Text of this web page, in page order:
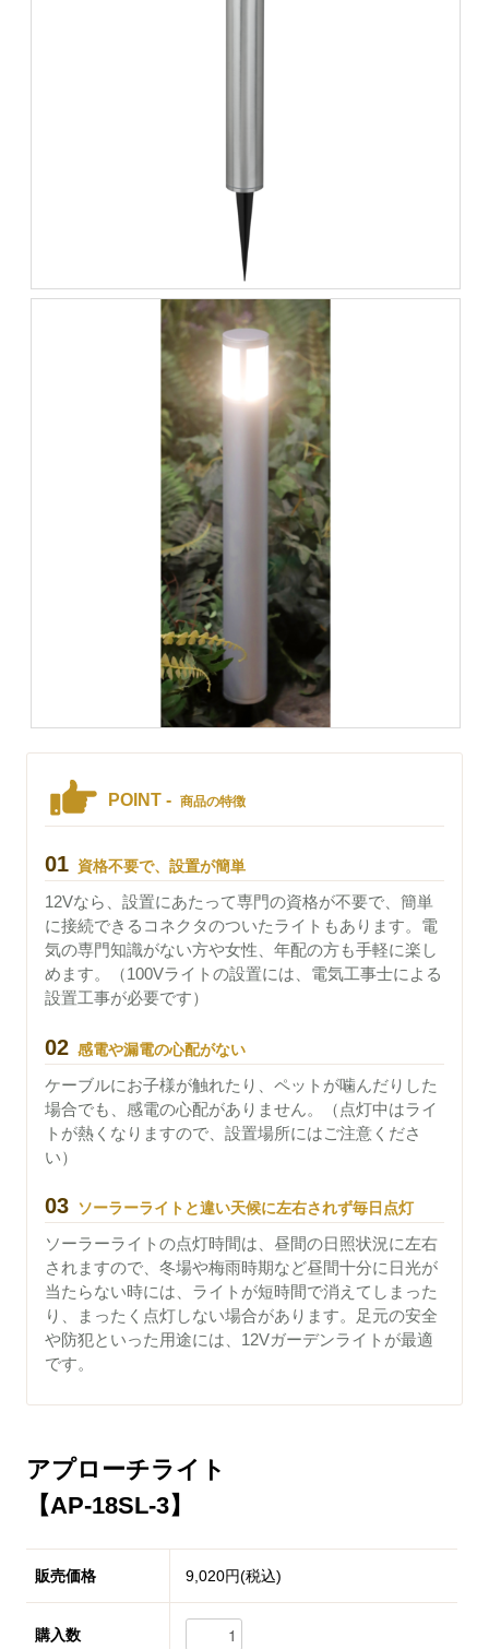
POINT - 商品の特徴
01 資格不要で、設置が簡単
12Vなら、設置にあたって専門の資格が不要で、簡単
に接続できるコネクタのついたライトもあります。電
気の専門知識がない方や女性、年配の方も手軽に楽し
めます。（100Vライトの設置には、電気工事士による
設置工事が必要です）
02 感電や漏電の心配がない
ケーブルにお子様が触れたり、ペットが噛んだりした
場合でも、感電の心配がありません。（点灯中はライ
トが熱くなりますので、設置場所にはご注意くださ
い）
03 ソーラーライトと違い天候に左右されず毎日点灯
ソーラーライトの点灯時間は、昼間の日照状況に左右
されますので、冬場や梅雨時期など昼間十分に日光が
当たらない時には、ライトが短時間で消えてしまった
り、まったく点灯しない場合があります。足元の安全
や防犯といった用途には、12Vガーデンライトが最適
です。
アプローチライト
【AP-18SL-3】
販売価格 9,020円(税込)
購入数